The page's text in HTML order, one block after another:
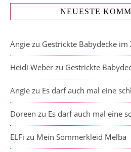
NEUESTE
Angie zu Gestrickte Babydecke
Heidi Weber zu Gestrickte
Angie zu Es darf auch mal eine
Doreen zu Es darf auch mal eine
ELFi zu Mein Sommerkleid Melba